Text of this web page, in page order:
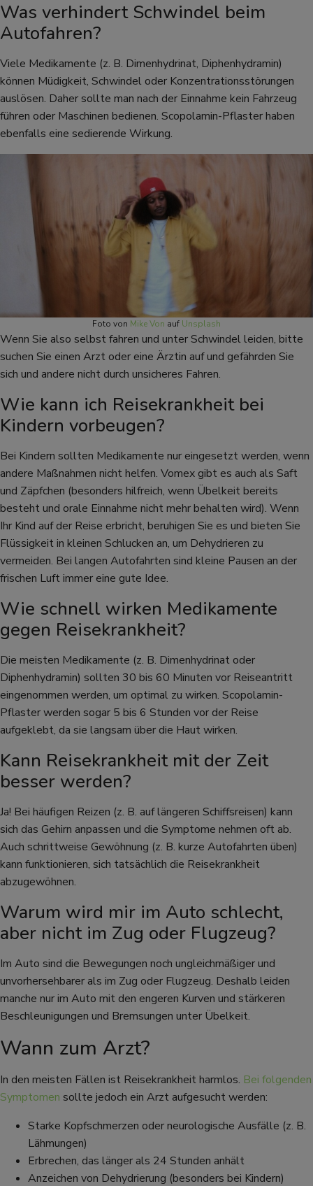
Was verhindert Schwindel beim
Autofahren?
Viele Medikamente (z. B. Dimenhydrinat, Diphenhydramin)
können Müdigkeit, Schwindel oder Konzentrationsstörungen
auslösen. Daher sollte man nach der Einnahme kein Fahrzeug
führen oder Maschinen bedienen. Scopolamin-Pflaster haben
ebenfalls eine sedierende Wirkung.
Foto von Mike Von auf Unsplash
Wenn Sie also selbst fahren und unter Schwindel leiden, bitte
suchen Sie einen Arzt oder eine Ärztin auf und gefährden Sie
sich und andere nicht durch unsicheres Fahren.
Wie kann ich Reisekrankheit bei
Kindern vorbeugen?
Bei Kindern sollten Medikamente nur eingesetzt werden, wenn
andere Maßnahmen nicht helfen. Vomex gibt es auch als Saft
und Zäpfchen (besonders hilfreich, wenn Übelkeit bereits
besteht und orale Einnahme nicht mehr behalten wird). Wenn
Ihr Kind auf der Reise erbricht, beruhigen Sie es und bieten Sie
Flüssigkeit in kleinen Schlucken an, um Dehydrieren zu
vermeiden. Bei langen Autofahrten sind kleine Pausen an der
frischen Luft immer eine gute Idee.
Wie schnell wirken Medikamente
gegen Reisekrankheit?
Die meisten Medikamente (z. B. Dimenhydrinat oder
Diphenhydramin) sollten 30 bis 60 Minuten vor Reiseantritt
eingenommen werden, um optimal zu wirken. Scopolamin-
Pflaster werden sogar 5 bis 6 Stunden vor der Reise
aufgeklebt, da sie langsam über die Haut wirken.
Kann Reisekrankheit mit der Zeit
besser werden?
Ja! Bei häufigen Reizen (z. B. auf längeren Schiffsreisen) kann
sich das Gehirn anpassen und die Symptome nehmen oft ab.
Auch schrittweise Gewöhnung (z. B. kurze Autofahrten üben)
kann funktionieren, sich tatsächlich die Reisekrankheit
abzugewöhnen.
Warum wird mir im Auto schlecht,
aber nicht im Zug oder Flugzeug?
Im Auto sind die Bewegungen noch ungleichmäßiger und
unvorhersehbarer als im Zug oder Flugzeug. Deshalb leiden
manche nur im Auto mit den engeren Kurven und stärkeren
Beschleunigungen und Bremsungen unter Übelkeit.
Wann zum Arzt?
In den meisten Fällen ist Reisekrankheit harmlos. Bei folgenden
Symptomen sollte jedoch ein Arzt aufgesucht werden:
Starke Kopfschmerzen oder neurologische Ausfälle (z. B.
Lähmungen)
Erbrechen, das länger als 24 Stunden anhält
Anzeichen von Dehydrierung (besonders bei Kindern)